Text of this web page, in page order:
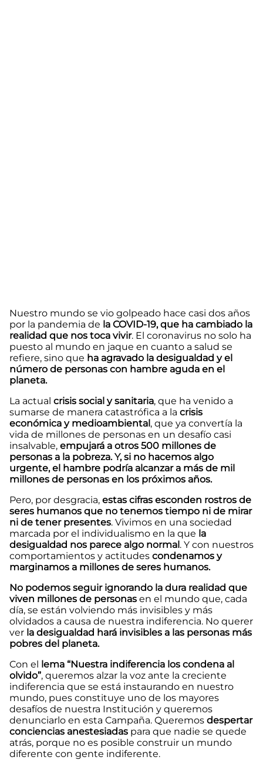
Nuestro mundo se vio golpeado hace casi dos años
por la pandemia de la COVID-19, que ha cambiado la
realidad que nos toca vivir. El coronavirus no solo ha
puesto al mundo en jaque en cuanto a salud se
refiere, sino que ha agravado la desigualdad y el
número de personas con hambre aguda en el
planeta.
La actual crisis social y sanitaria, que ha venido a
sumarse de manera catastrófica a la crisis
económica y medioambiental, que ya convertía la
vida de millones de personas en un desafío casi
insalvable, empujará a otros 500 millones de
personas a la pobreza. Y, si no hacemos algo
urgente, el hambre podría alcanzar a más de mil
millones de personas en los próximos años.
Pero, por desgracia, estas cifras esconden rostros de
seres humanos que no tenemos tiempo ni de mirar
ni de tener presentes. Vivimos en una sociedad
marcada por el individualismo en la que la
desigualdad nos parece algo normal. Y con nuestros
comportamientos y actitudes condenamos y
marginamos a millones de seres humanos.
No podemos seguir ignorando la dura realidad que
viven millones de personas en el mundo que, cada
día, se están volviendo más invisibles y más
olvidados a causa de nuestra indiferencia. No querer
ver la desigualdad hará invisibles a las personas más
pobres del planeta.
Con el lema “Nuestra indiferencia los condena al
olvido”, queremos alzar la voz ante la creciente
indiferencia que se está instaurando en nuestro
mundo, pues constituye uno de los mayores
desafíos de nuestra Institución y queremos
denunciarlo en esta Campaña. Queremos despertar
conciencias anestesiadas para que nadie se quede
atrás, porque no es posible construir un mundo
diferente con gente indiferente.